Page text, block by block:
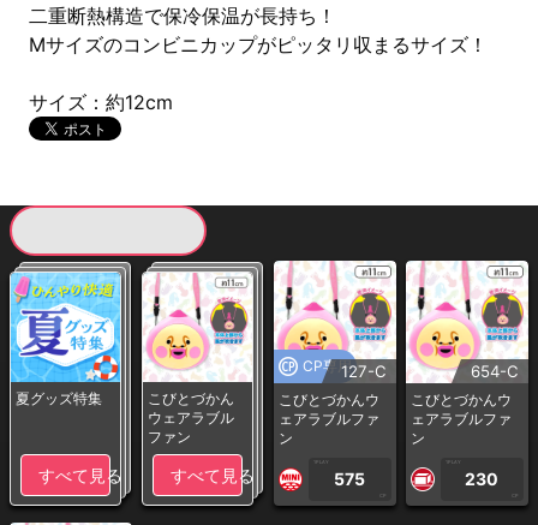
二重断熱構造で保冷保温が長持ち！
Mサイズのコンビニカップがピッタリ収まるサイズ！
サイズ：約12cm
夏グッズ特集
すべて見る
こびとづかん
ウェアラブル
ファン
すべて見る
CP専用127-C
こびとづかんウ
ェアラブルファ
ン
1PLAY
575
CP
654-C
こびとづかんウ
ェアラブルファ
ン
1PLAY
230
CP